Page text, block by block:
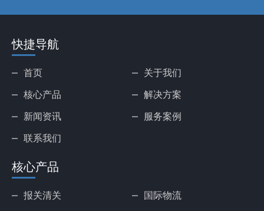
快捷导航
首页
关于我们
核心产品
解决方案
新闻资讯
服务案例
联系我们
核心产品
报关清关
国际物流